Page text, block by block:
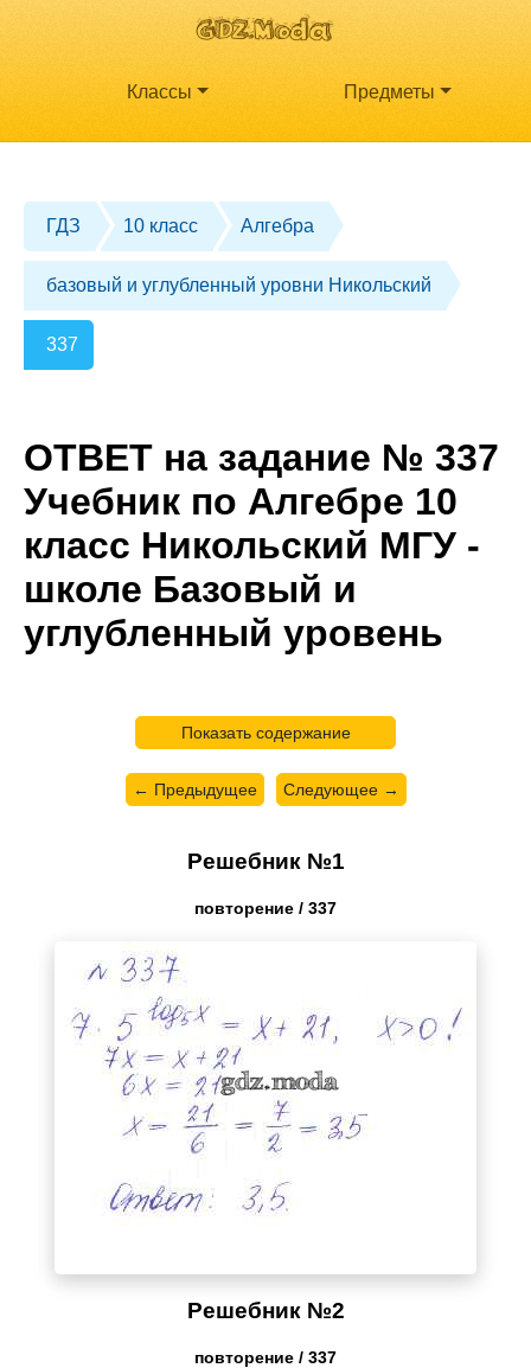
Классы Предметы
ГДЗ 10 класс Алгебра
базовый и углубленный уровни Никольский
337
ОТВЕТ на задание № 337
Учебник по Алгебре 10
класс Никольский МГУ -
школе Базовый и
углубленный уровень
Показать содержание
← Предыдущее Следующее →
Решебник №1
повторение / 337
Решебник №2
повторение / 337